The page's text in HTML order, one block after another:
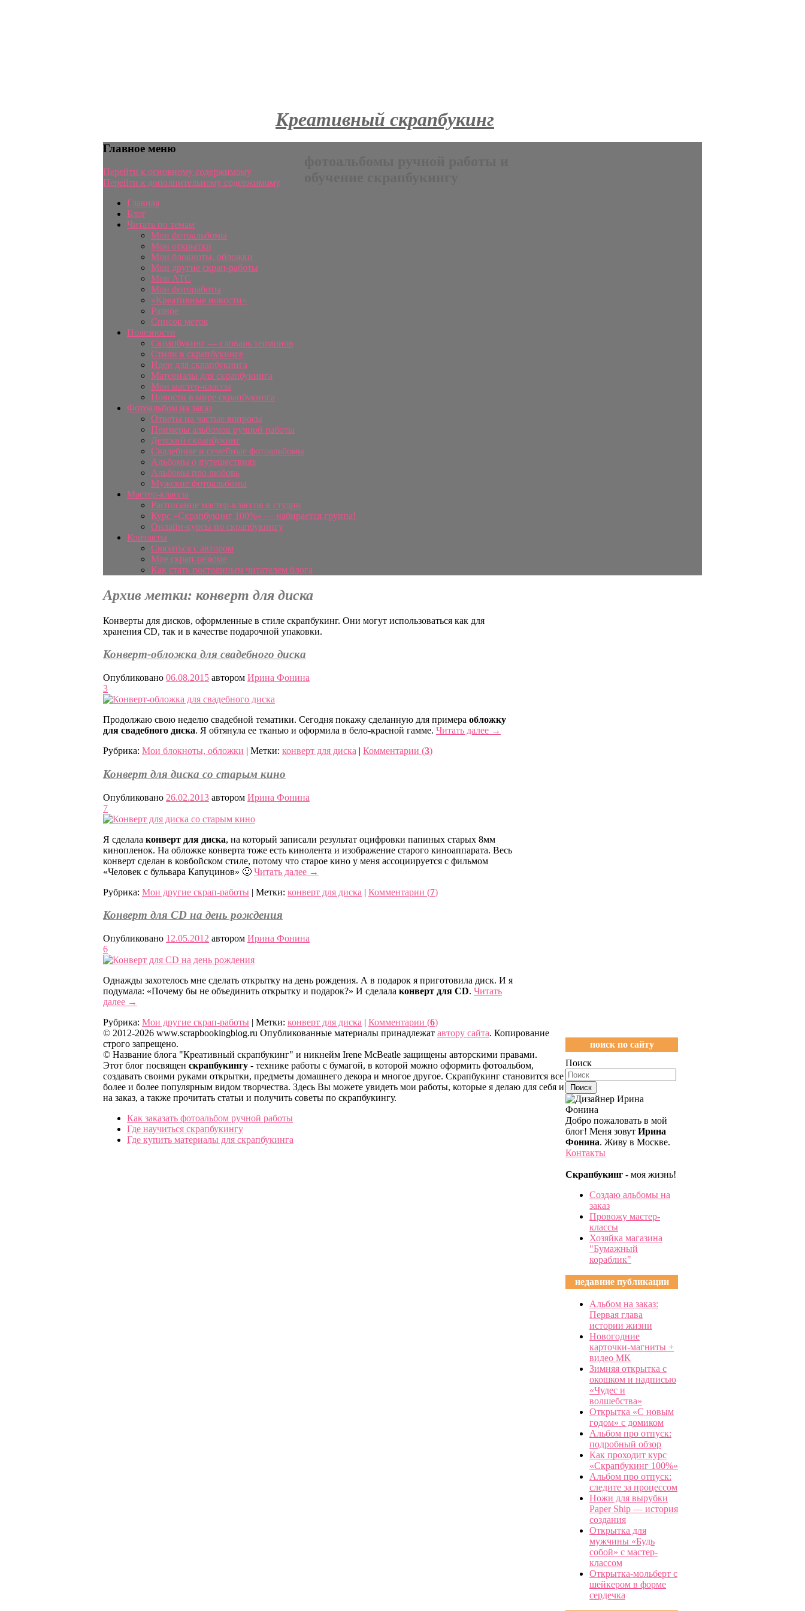
Креативный скрапбукинг
Главное меню
Перейти к основному содержимому
Перейти к дополнительному содержимому
Главная
Блог
Читать по темам
Мои фотоальбомы
Мои открытки
Мои блокноты, обложки
Мои другие скрап-работы
Мои АТС
Мои фотоработы
«Креативные новости»
Разное
Список меток
Полезности
Скрапбукинг — словарь терминов
Стили в скрапбукинге
Идеи для скрапбукинга
Материалы для скрапбукинга
Мои мастер-классы
Новости в мире скрапбукинга
Фотоальбом на заказ
Ответы на частые вопросы
Примеры альбомов ручной работы
Детский скрапбукинг
Свадебные и семейные фотоальбомы
Альбомы о путешествиях
Альбомы про любовь
Мужские фотоальбомы
Мастер-классы
Расписание мастер-классов в студии
Курс «Скрапбукинг 100%» — набирается группа!
Онлайн-курсы по скрапбукингу
Контакты
Связаться с автором
Мое скрап-резюме
Как стать постоянным читателем блога
Архив метки: конверт для диска
Конверты для дисков, оформленные в стиле скрапбукинг. Они могут использоваться как для
хранения СD, так и в качестве подарочной упаковки.
Конверт-обложка для свадебного диска
Опубликовано 06.08.2015 автором Ирина Фонина
3
Продолжаю свою неделю свадебной тематики. Сегодня покажу сделанную для примера обложку
для свадебного диска. Я обтянула ее тканью и оформила в бело-красной гамме. Читать далее →
Рубрика: Мои блокноты, обложки | Метки: конверт для диска | Комментарии (3)
Конверт для диска со старым кино
Опубликовано 26.02.2013 автором Ирина Фонина
7
Я сделала конверт для диска, на который записали результат оцифровки папиных старых 8мм
кинопленок. На обложке конверта тоже есть кинолента и изображение старого киноаппарата. Весь
конверт сделан в ковбойском стиле, потому что старое кино у меня ассоциируется с фильмом
«Человек с бульвара Капуцинов» 🙂 Читать далее →
Рубрика: Мои другие скрап-работы | Метки: конверт для диска | Комментарии (7)
Конверт для CD на день рождения
Опубликовано 12.05.2012 автором Ирина Фонина
6
Однажды захотелось мне сделать открытку на день рождения. А в подарок я приготовила диск. И я
подумала: «Почему бы не объединить открытку и подарок?» И сделала конверт для CD. Читать
далее →
Рубрика: Мои другие скрап-работы | Метки: конверт для диска | Комментарии (6)
поиск по сайту
Поиск
Добро пожаловать в мой
блог! Меня зовут Ирина
Фонина. Живу в Москве.
Контакты
Скрапбукинг - моя жизнь!
Создаю альбомы на
заказ
Провожу мастер-
классы
Хозяйка магазина
"Бумажный
кораблик"
недавние публикации
Альбом на заказ:
Первая глава
истории жизни
Новогодние
карточки-магниты +
видео МК
Зимняя открытка с
окошком и надписью
«Чудес и
волшебства»
Открытка «С новым
годом» с домиком
Альбом про отпуск:
подробный обзор
Как проходит курс
«Скрапбукинг 100%»
Альбом про отпуск:
следите за процессом
Ножи для вырубки
Paper Ship — история
создания
Открытка для
мужчины «Будь
собой» с мастер-
классом
Открытка-мольберт с
шейкером в форме
сердечка
© 2012-2026 www.scrapbookingblog.ru Опубликованные материалы принадлежат автору сайта. Копирование
строго запрещено.
© Название блога "Креативный скрапбукинг" и никнейм Irene McBeatle защищены авторскими правами.
Этот блог посвящен скрапбукингу - технике работы с бумагой, в которой можно оформить фотоальбом,
создавать своими руками открытки, предметы домашнего декора и многое другое. Скрапбукинг становится все
более и более популярным видом творчества. Здесь Вы можете увидеть мои работы, которые я делаю для себя и
на заказ, а также прочитать статьи и получить советы по скрапбукингу.
Как заказать фотоальбом ручной работы
Где научиться скрапбукингу
Где купить материалы для скрапбукинга